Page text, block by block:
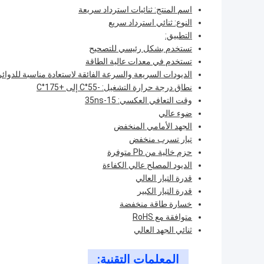
اسم المنتج: ثنائيات استرداد سريعة
النوع: ثنائي استرداد سريع
التطبيق:
تستخدم بشكل رئيسي للتصحيح
تستخدم في معدات عالية الطاقة
الديودات السريعة والسرعة الفائقة لاستعادة مناسبة
نطاق درجة حرارة التشغيل: -55°C إلى +175°C
وقت التعافي العكسي: 15-35ns
ضوء عالي
الجهد الأمامي المنخفض
تيار تسرب منخفض
حزم خالية من Pb متوفرة
الديود المصلح عالي الكفاءة
قدرة التيار العالي
قدرة التيار الكبير
خسارة طاقة منخفضة
متوافقة مع RoHS
ثنائي الجهد العالي
المعلمات التقنية: